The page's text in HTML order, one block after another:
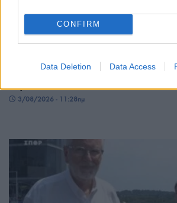
CONFIRM
Data Deletion Data Access
ΑΘΛΗΤΙΣΜΟΣ
Γκεβόργκ Χαρουτιουνιάν:
Παγκόσμιο πρωτάθλημα πάλης
3/08/2026 - 11:28πμ